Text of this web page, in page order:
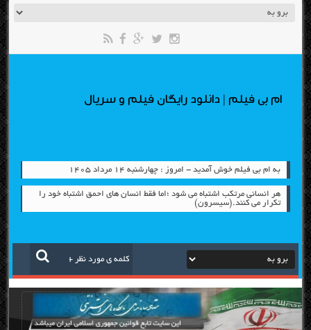
ام بی فیلم | دانلود رایگان فیلم و سریال
به ام بی فیلم خوش آمدید - امروز : چهارشنبه ۱۴ مرداد ۱۴۰۵
هر انسانی مرتکب اشتباه می شود ؛اما فقط انسان های احمق اشتباه خود را
تکرار می کنند.(سیسرون)